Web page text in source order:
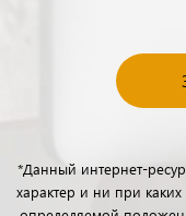
*Данный интернет-
характер и ни при